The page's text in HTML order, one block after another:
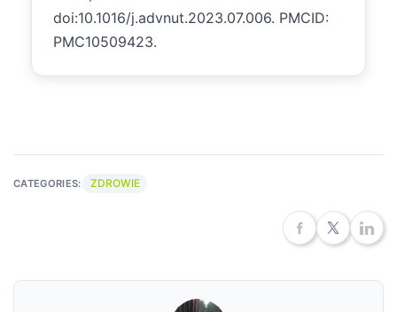
doi:10.1016/j.advnut.2023.07.006. PMCID:
PMC10509423.
CATEGORIES: ZDROWIE